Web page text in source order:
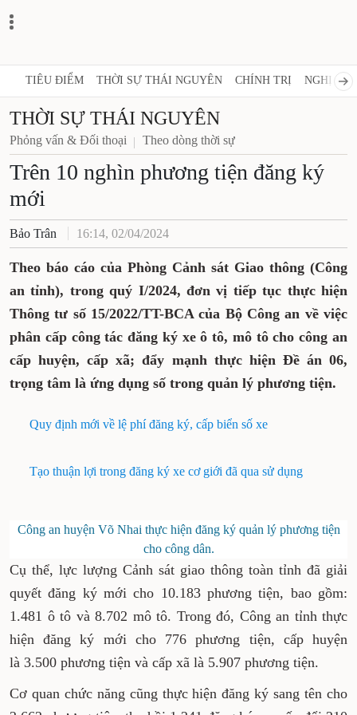
TIÊU ĐIỂM THỜI SỰ THÁI NGUYÊN CHÍNH TRỊ NGHỊ
THỜI SỰ THÁI NGUYÊN
Phỏng vấn & Đối thoại Theo dòng thời sự
Trên 10 nghìn phương tiện đăng ký
mới
Bảo Trân 16:14, 02/04/2024
Theo báo cáo của Phòng Cảnh sát Giao thông (Công
an tỉnh), trong quý I/2024, đơn vị tiếp tục thực hiện
Thông tư số 15/2022/TT-BCA của Bộ Công an về việc
phân cấp công tác đăng ký xe ô tô, mô tô cho công an
cấp huyện, cấp xã; đẩy mạnh thực hiện Đề án 06,
trọng tâm là ứng dụng số trong quản lý phương tiện.
Quy định mới về lệ phí đăng ký, cấp biển số xe
Tạo thuận lợi trong đăng ký xe cơ giới đã qua sử dụng
Công an huyện Võ Nhai thực hiện đăng ký quản lý phương tiện
cho công dân.
Cụ thể, lực lượng Cảnh sát giao thông toàn tỉnh đã giải
quyết đăng ký mới cho 10.183 phương tiện, bao gồm:
1.481 ô tô và 8.702 mô tô. Trong đó, Công an tỉnh thực
hiện đăng ký mới cho 776 phương tiện, cấp huyện
là 3.500 phương tiện và cấp xã là 5.907 phương tiện.
Cơ quan chức năng cũng thực hiện đăng ký sang tên cho